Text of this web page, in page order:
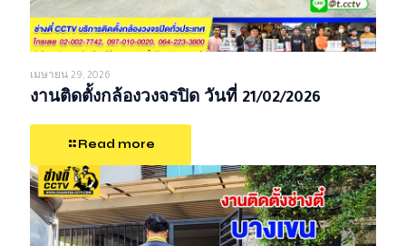
เมษายน 29, 2026
งานติดตั้งกล้องวงจรปิด วันที่ 21/02/2026
Read more